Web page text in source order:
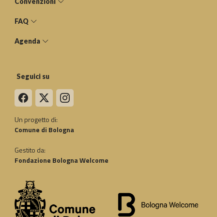
FAQ
Agenda
Seguici su
Un progetto di:
Comune di Bologna
Gestito da:
Fondazione Bologna Welcome